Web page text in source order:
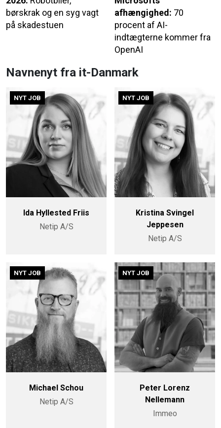
børskrak og en syg vagt
på skadestuen
afhængighed: 70
procent af AI-
indtægterne kommer fra
OpenAI
Navnenyt fra it-Danmark
NYT JOB
Ida Hyllested Friis
Netip A/S
NYT JOB
Kristina Svingel
Jeppesen
Netip A/S
NYT JOB
Michael Schou
Netip A/S
NYT JOB
Peter Lorenz
Nellemann
Immeo